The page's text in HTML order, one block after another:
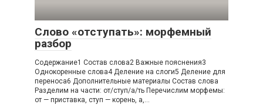
Слово «отступать»: морфемный
разбор
Содержание1 Состав слова2 Важные пояснения3
Однокоренные слова4 Деление на слоги5 Деление для
переноса6 Дополнительные материалы Состав слова
Разделим на части: от/ступ/а/ть Перечислим морфемы:
от — приставка, ступ — корень, а,…